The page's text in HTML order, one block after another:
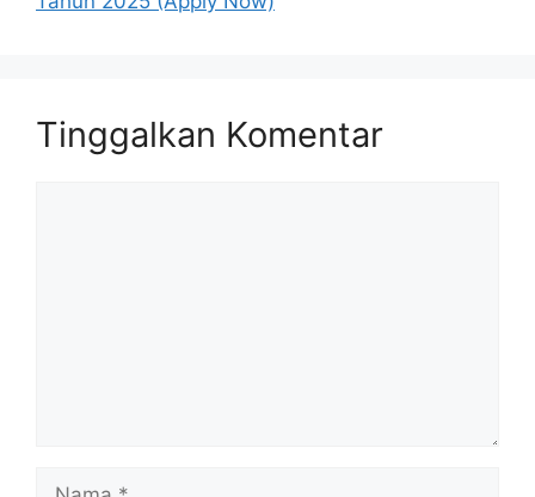
Tinggalkan Komentar
Nama